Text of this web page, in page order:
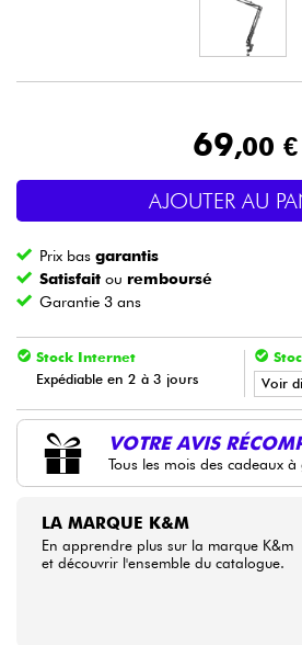
Batteries & Percu
Violons & Quatuor
Eveil Musical
HiFi
69,00 €
AJOUTER AU
Prix basgarantis
Satisfait ou remboursé
Garantie 3 ans
Stock Internet
Expédiable en 2 à 3 jours
Voir
• Star'
• Star
• Star
VOTRE AVIS
Tous les mois des cadeaux
LA MARQUE K&M
En apprendre plus sur la marque K&m
et découvrir l'ensemble du catalogue.